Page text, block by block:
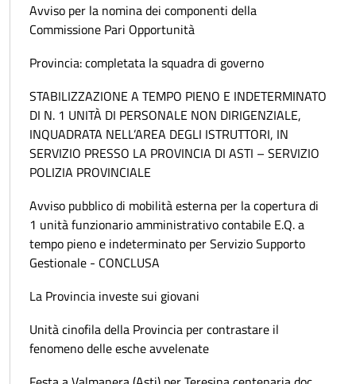
Avviso per la nomina dei componenti della
Commissione Pari Opportunità
Provincia: completata la squadra di governo
STABILIZZAZIONE A TEMPO PIENO E INDETERMINATO
DI N. 1 UNITÀ DI PERSONALE NON DIRIGENZIALE,
INQUADRATA NELL’AREA DEGLI ISTRUTTORI, IN
SERVIZIO PRESSO LA PROVINCIA DI ASTI – SERVIZIO
POLIZIA PROVINCIALE
Avviso pubblico di mobilità esterna per la copertura di
1 unità funzionario amministrativo contabile E.Q. a
tempo pieno e indeterminato per Servizio Supporto
Gestionale - CONCLUSA
La Provincia investe sui giovani
Unità cinofila della Provincia per contrastare il
fenomeno delle esche avvelenate